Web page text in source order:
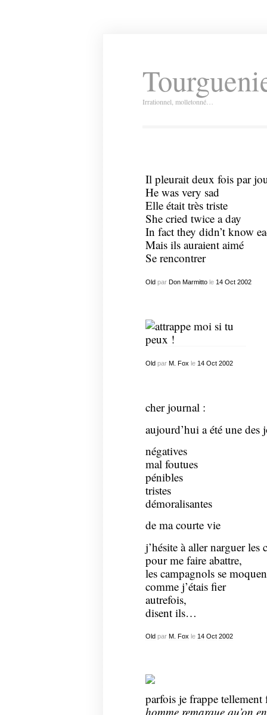
Irrationnel, molletonné…
Il pleurait deux fois par
He was very sad
Elle était très triste
She cried twice a day
In fact they didn’t know
Mais ils auraient aimé
Se rencontrer
Oldpar Don Marmittole 14 Oct 2002
Oldpar M. Fox le 14 Oct 2002
cher journal :
aujourd’hui a été une des
négatives
mal foutues
pénibles
tristes
démoralisantes
de ma courte vie
j’hésite à aller narguer les
pour me faire abattre,
les campagnols se
comme j’étais fier
autrefois,
disent ils…
Oldpar M. Fox le 14 Oct 2002
parfois je frappe
homme remarque qu’on